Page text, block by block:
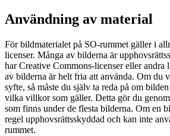
Användning av material
För bildmaterialet på SO-rummet gäller i
licenser. Många av bilderna är
har Creative Commons-licenser eller andra
av bilderna är helt fria att använda. Om du
syfte, så måste du själv ta reda på om
vilka villkor som gäller. Detta gör du
som finns under de flesta bilderna. Om en
regel upphovsrättsskyddad och kan inte
rummet.